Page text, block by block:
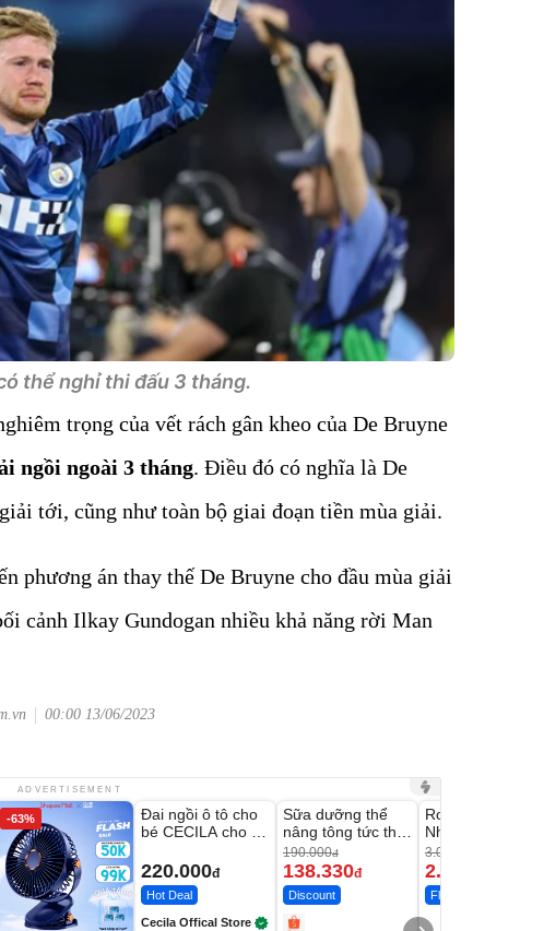
thể nghỉ thi đấu 3 tháng.
trọng của vết rách gân kheo của De Bruyne
ngồi ngoài 3 tháng. Điều đó có nghĩa là De
tới, cũng như toàn bộ giai đoạn tiền mùa giải.
phương án thay thế De Bruyne cho đầu mùa giải
cảnh Ilkay Gundogan nhiều khả năng rời Man
00:00 13/06/2023
ADVERTISEMENT
-63%
Đai ngồi ô tô cho
bé CECILA cho bé
220.000đ
Hot Deal
Cecila Offical Store
-27%
Sữa dưỡng thể
nâng tông tức thì
Vaseline Body
190.000đ
138.330đ
Discount
Robot Hút Bụi Lau
Nhà - D2-001 -
Thông Minh
3.000.000
2.200.000
Flash Sale